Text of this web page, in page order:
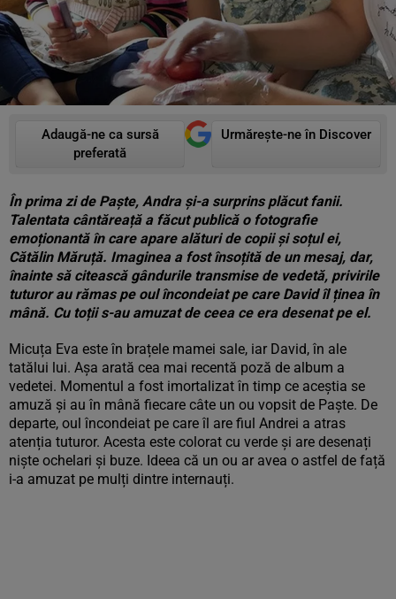
Adaugă-ne ca sursă
preferată
Urmărește-ne în Discover
În prima zi de Paște, Andra și-a surprins plăcut fanii.
Talentata cântăreață a făcut publică o fotografie
emoționantă în care apare alături de copii și soțul ei,
Cătălin Măruță. Imaginea a fost însoțită de un mesaj, dar,
înainte să citească gândurile transmise de vedetă, privirile
tuturor au rămas pe oul încondeiat pe care David îl ținea în
mână. Cu toții s-au amuzat de ceea ce era desenat pe el.
Micuța Eva este în brațele mamei sale, iar David, în ale
tatălui lui. Așa arată cea mai recentă poză de album a
vedetei. Momentul a fost imortalizat în timp ce aceștia se
amuză și au în mână fiecare câte un ou vopsit de Paște. De
departe, oul încondeiat pe care îl are fiul Andrei a atras
atenția tuturor. Acesta este colorat cu verde și are desenați
niște ochelari și buze. Ideea că un ou ar avea o astfel de față
i-a amuzat pe mulți dintre internauți.